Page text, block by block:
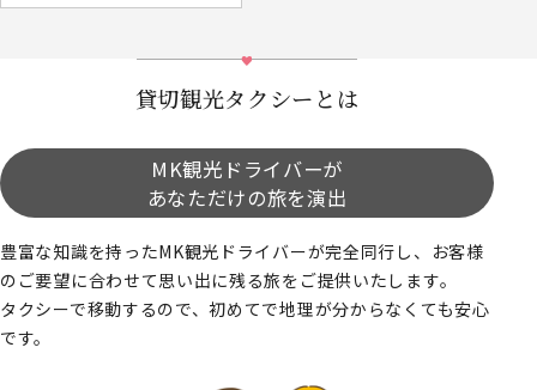
貸切観光タクシーとは
MK観光ドライバーが
あなただけの旅を演出
豊富な知識を持ったMK観光ドライバーが完全同行し、お客様
のご要望に合わせて思い出に残る旅をご提供いたします。
タクシーで移動するので、初めてで地理が分からなくても安心
です。